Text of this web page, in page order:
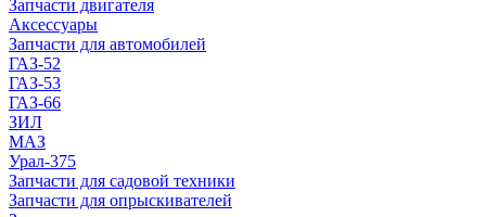
Запчасти двигателя
Аксессуары
Запчасти для автомобилей
ГАЗ-52
ГАЗ-53
ГАЗ-66
ЗИЛ
МАЗ
Урал-375
Запчасти для садовой техники
Запчасти для опрыскивателей